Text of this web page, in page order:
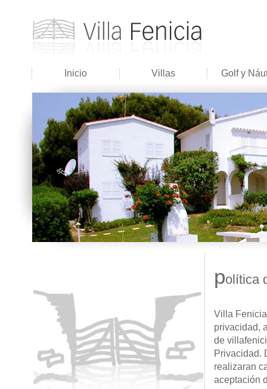
Inicio Villas Golf y
política
Villa
privacidad,
de
Privacidad.
realizaran
aceptación